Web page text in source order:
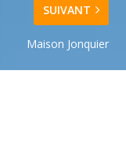
SUIVANT
Maison Jonquier